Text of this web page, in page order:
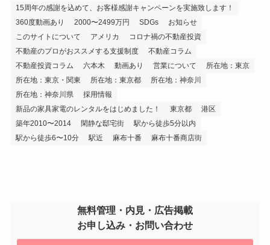
15周年の感謝を込めて、お客様感謝キャンペーンを実施致します！
360度動画あり
2000〜2499万円 SDGs
お知らせ
このサイトについて
アメリカ
コロナ禍の不動産投資
不動産のプロがおススメする支援制度
不動産コラム
不動産投資コラム
六本木 動画あり 営業について
所在地：東京
所在地：東京・関東
所在地：東京都
所在地：神奈川
所在地：神奈川県
採用情報
新品の家具家電のレンタルをはじめました！
東京都
港区
築年2010〜2014
閑静な邸宅街
駅から徒歩5分以内
駅から徒歩6〜10分
駅近 麻布十番 麻布十番商店街
無料管理・内見・広告掲載
お申し込み・お問い合わせ